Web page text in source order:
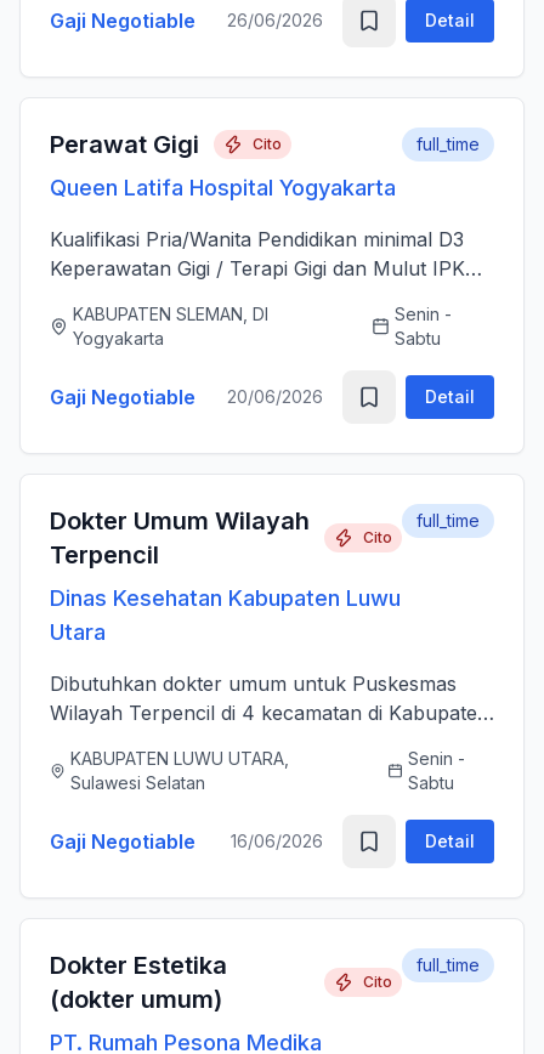
Gaji Negotiable 26/06/2026 Detail
Perawat Gigi Cito
Queen Latifa Hospital Yogyakarta
full_time
Kualifikasi Pria/Wanita Pendidikan minimal D3
Keperawatan Gigi / Terapi Gigi dan Mulut IPK
(STR) yang masih aktif Memiliki ijazah dan
sertifikat pendu...
KABUPATEN SLEMAN, DI
Yogyakarta
Senin -
Sabtu
Gaji Negotiable 20/06/2026 Detail
Dokter Umum Wilayah
Terpencil
Cito
Dinas Kesehatan Kabupaten Luwu
Utara
full_time
Dibutuhkan dokter umum untuk Puskesmas
Wilayah Terpencil di 4 kecamatan di Kabupaten
KABUPATEN LUWU UTARA,
Sulawesi Selatan
Senin -
Sabtu
Gaji Negotiable 16/06/2026 Detail
Dokter Estetika
(dokter umum)
Cito
PT. Rumah Pesona Medika
full_time